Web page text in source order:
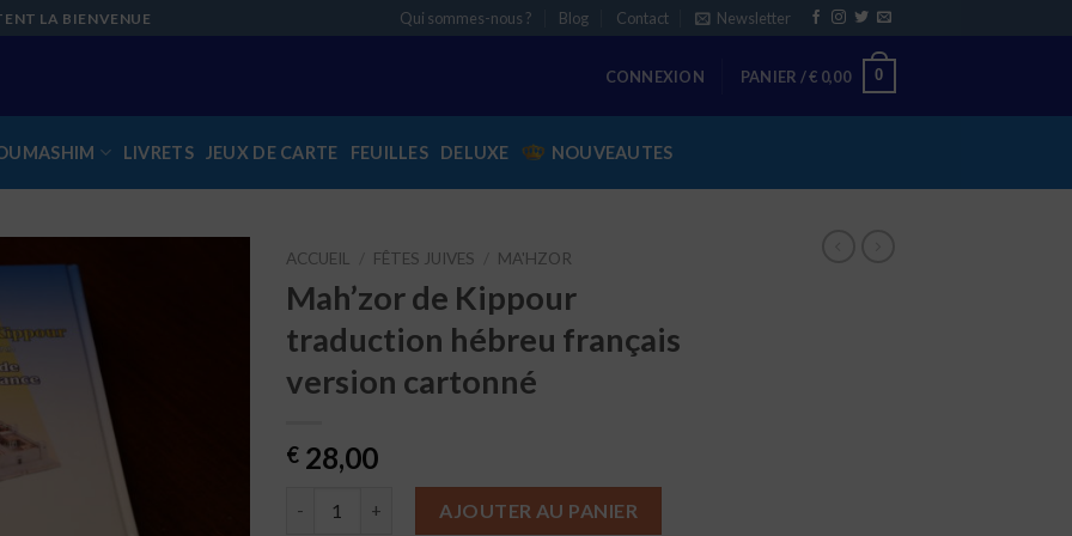
LA BIENVENUE Qui sommes-nous ? Blog Contact Newsletter
CONNEXION PANIER /€ 0,00 0
LIVRETS JEUX DE CARTE FEUILLES DELUXE NOUVEAUTES
ACCUEIL FÊTES JUIVES MA'HZOR
Mah’zor de Kippour
traduction hébreu français
version cartonné
€ 28,00
AJOUTER AU PANIER